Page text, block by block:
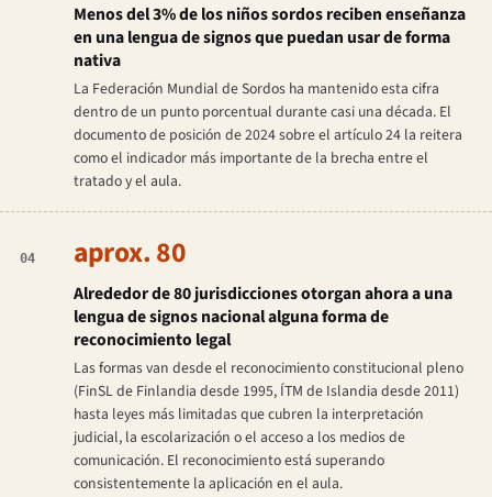
Menos del 3% de los niños sordos reciben enseñanza
en una lengua de signos que puedan usar de forma
nativa
La Federación Mundial de Sordos ha mantenido esta cifra
dentro de un punto porcentual durante casi una década. El
documento de posición de 2024 sobre el artículo 24 la reitera
como el indicador más importante de la brecha entre el
tratado y el aula.
04 aprox. 80
Alrededor de 80 jurisdicciones otorgan ahora a una
lengua de signos nacional alguna forma de
reconocimiento legal
Las formas van desde el reconocimiento constitucional pleno
(FinSL de Finlandia desde 1995, ÍTM de Islandia desde 2011)
hasta leyes más limitadas que cubren la interpretación
judicial, la escolarización o el acceso a los medios de
comunicación. El reconocimiento está superando
consistentemente la aplicación en el aula.